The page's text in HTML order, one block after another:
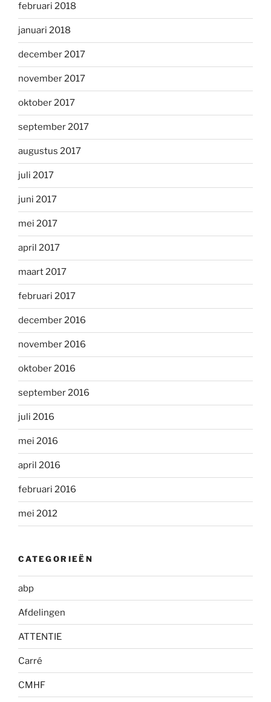
februari 2018
januari 2018
december 2017
november 2017
oktober 2017
september 2017
augustus 2017
juli 2017
juni 2017
mei 2017
april 2017
maart 2017
februari 2017
december 2016
november 2016
oktober 2016
september 2016
juli 2016
mei 2016
april 2016
februari 2016
mei 2012
CATEGORIEËN
abp
Afdelingen
ATTENTIE
Carré
CMHF